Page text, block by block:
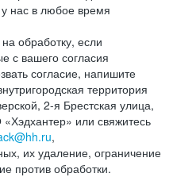
нас в любое время
обработку, если
с вашего согласия
согласие, напишите
территория
2-я Брестская улица,
или свяжитесь
,
их удаление, ограничение
против обработки.